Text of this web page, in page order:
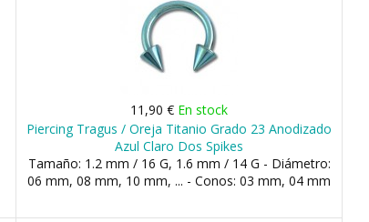
11,90 € En stock
Piercing Tragus / Oreja Titanio Grado 23 Anodizado
Azul Claro Dos Spikes
Tamaño: 1.2 mm / 16 G, 1.6 mm / 14 G - Diámetro:
06 mm, 08 mm, 10 mm, ... - Conos: 03 mm, 04 mm